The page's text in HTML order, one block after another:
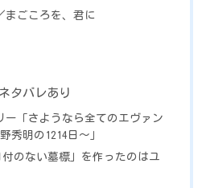
まごころを、君に
タバレあり
ー「さようなら全てのエヴァン
秀明の1214日～」
日付のない墓標」を作ったのはユ